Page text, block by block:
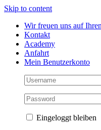
Skip to content
Wir freuen uns auf
Kontakt
Academy
Anfahrt
Mein Benutzerkonto
Eingeloggt bleiben